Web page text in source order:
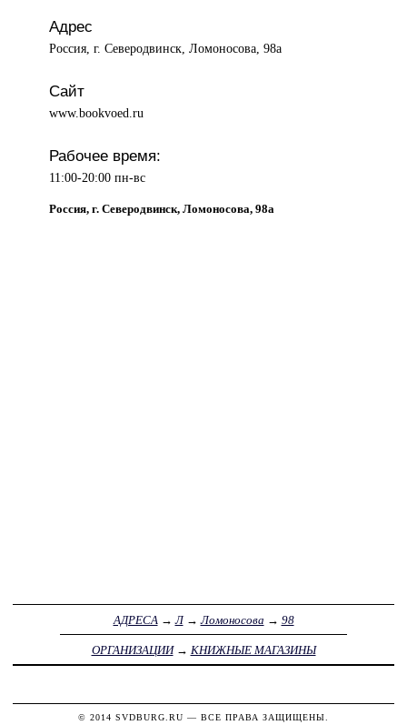
Адрес
Россия, г. Северодвинск, Ломоносова, 98а
Сайт
www.bookvoed.ru
Рабочее время:
11:00-20:00 пн-вс
Россия, г. Северодвинск, Ломоносова, 98а
АДРЕСА →Л→Ломоносова → 98
ОРГАНИЗАЦИИ→ КНИЖНЫЕ МАГАЗИНЫ
© 2014 SVDBURG.RU — ВСЕ ПРАВА ЗАЩИЩЕНЫ.